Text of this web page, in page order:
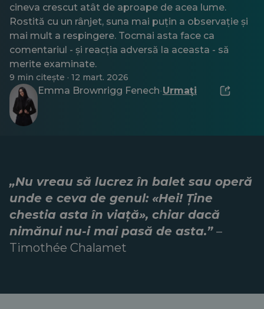
cineva crescut atât de aproape de acea lume.
Rostită cu un rânjet, suna mai puțin a observație și
mai mult a respingere. Tocmai asta face ca
comentariul - și reacția adversă la aceasta - să
merite examinate.
9 min citește · 12 mart. 2026
Emma Brownrigg Fenech· Urmați
„Nu vreau să lucrez în balet sau operă
unde e ceva de genul: «Hei! Ține
chestia asta în viață», chiar dacă
nimănui nu-i mai pasă de asta.” –
Timothée Chalamet